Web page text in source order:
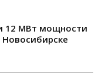
12 МВт мощности